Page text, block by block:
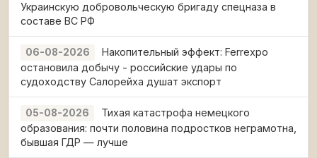
Украинскую добровольческую бригаду спецназа в
составе ВС РФ
06-08-2026
Накопительный эффект: Ferrexpo
остановила добычу - российские удары по
судоходству Салорейха душат экспорт
05-08-2026
Тихая катастрофа немецкого
образования: почти половина подростков неграмотна,
бывшая ГДР — лучше